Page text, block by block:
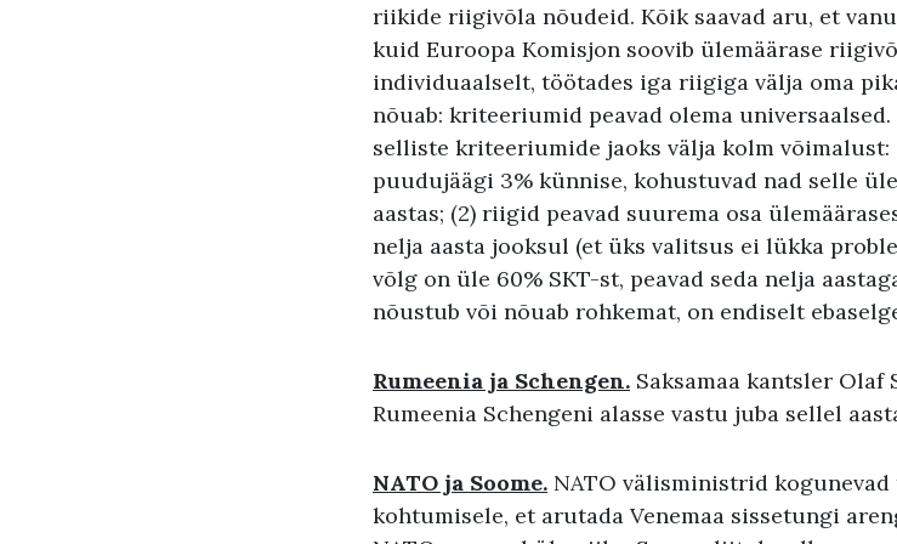
riikide riigivõla nõudeid. Kõik saavad aru, et
kuid Euroopa Komisjon soovib ülemäärase
individuaalselt, töötades iga riigiga välja oma
nõuab: kriteeriumid peavad olema
selliste kriteeriumide jaoks välja kolm võimalust:
puudujäägi 3% künnise, kohustuvad nad selle
aastas; (2) riigid peavad suurema osa
nelja aasta jooksul (et üks valitsus ei lükka
võlg on üle 60% SKT-st, peavad seda nelja
nõustub või nõuab rohkemat, on endiselt
Rumeenia ja Schengen. Saksamaa kantsler
Rumeenia Schengeni alasse vastu juba sellel
NATO ja Soome. NATO välisministrid kogunevad
kohtumisele, et arutada Venemaa sissetungi